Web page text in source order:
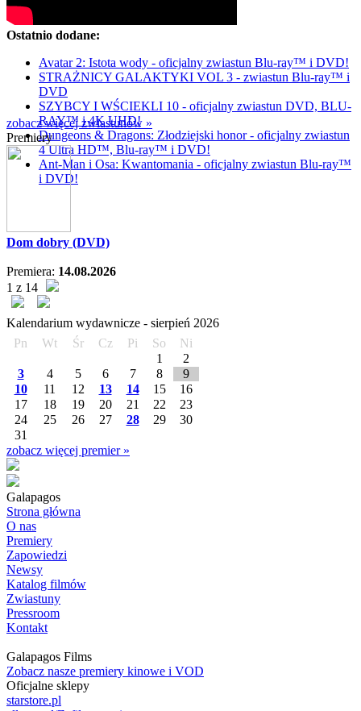
Ostatnio dodane:
Avatar 2: Istota wody - oficjalny zwiastun Blu-ray™ i DVD!
STRAŻNICY GALAKTYKI VOL 3 - zwiastun Blu-ray™ i
DVD
SZYBCY I WŚCIEKLI 10 - oficjalny zwiastun DVD, BLU-
RAY™ i 4K UHD!
Dungeons & Dragons: Złodziejski honor - oficjalny zwiastun
4 Ultra HD™, Blu-ray™ i DVD!
Ant-Man i Osa: Kwantomania - oficjalny zwiastun Blu-ray™
i DVD!
zobacz więcej zwiastunów »
Premiery
Dom dobry (DVD)
Premiera: 14.08.2026
1 z 14
Kalendarium wydawnicze - sierpień 2026
Pn
Wt Śr Cz Pi So
Ni
1
2
3
4 5 6 7 8
9
10
11 12 13 14 15
16
17
18 19 20 21 22
23
24
25 26 27 28 29
30
31
zobacz więcej premier »
Galapagos
Strona główna
O nas
Premiery
Zapowiedzi
Newsy
Katalog filmów
Zwiastuny
Pressroom
Kontakt
Galapagos Films
Zobacz nasze premiery kinowe i VOD
Oficjalne sklepy
starstore.pl